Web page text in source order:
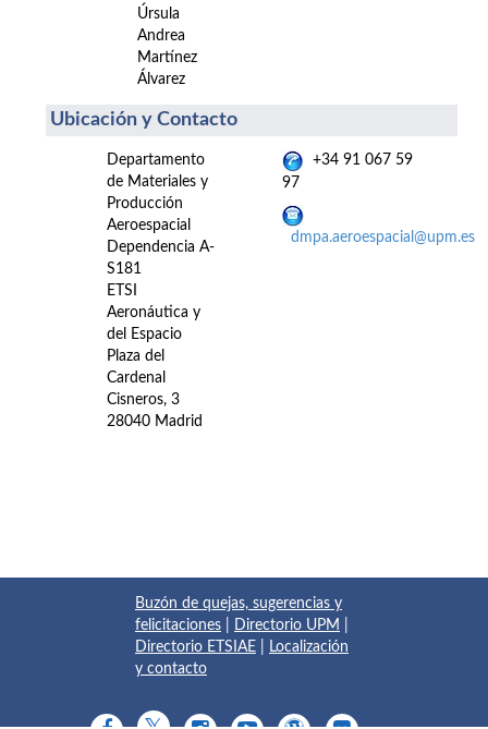
Úrsula
Andrea
Martínez
Álvarez
Ubicación y Contacto
Departamento
de Materiales y
Producción
Aeroespacial
Dependencia A-
S181
ETSI
Aeronáutica y
del Espacio
Plaza del
Cardenal
Cisneros, 3
28040 Madrid
+34 91 067 59
97
dmpa.aeroespacial@upm.es
Buzón de quejas, sugerencias y
felicitaciones
Directorio UPM
Directorio ETSIAE
Localización
y contacto